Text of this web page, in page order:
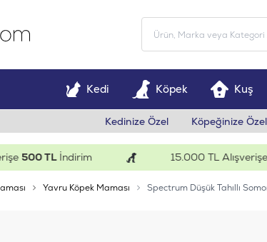
Kedi Köpek Kuş
Kedinize Özel Köpeğinize Özel
TLİndirim 15.000 TL Alışverişe
Yavru Köpek Maması Spectrum Düşük Tahıllı